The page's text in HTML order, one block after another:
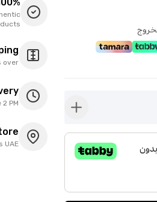
button-plus
over
PM
UAE